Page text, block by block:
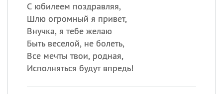
С юбилеем поздравляя,
Шлю огромный я привет,
Внучка, я тебе желаю
Быть веселой, не болеть,
Все мечты твои, родная,
Исполняться будут впредь!
Сегодня празднуют именины
Герман,Иван,Клим,Еще